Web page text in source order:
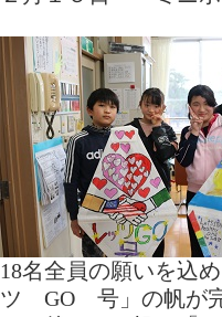
18名全員の願いを込
ツ GO 号」の帆が完